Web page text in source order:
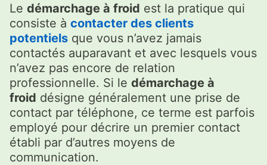
Le démarchage à froid est la pratique qui
consiste à contacter des clients
potentiels que vous n’avez jamais
contactés auparavant et avec lesquels vous
n’avez pas encore de relation
professionnelle. Si le démarchage à
froid désigne généralement une prise de
contact par téléphone, ce terme est parfois
employé pour décrire un premier contact
établi par d’autres moyens de
communication.